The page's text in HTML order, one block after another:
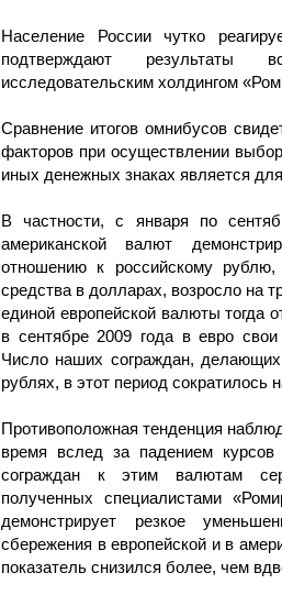
Население России чутко
подтверждают результаты
исследовательским холдингом
Сравнение итогов омнибусов
факторов при осуществлении
иных денежных знаках является
В частности, с января по
американской валют
отношению к российскому
средства в долларах, возросло на
единой европейской валюты тогда
в сентябре 2009 года в евро
Число наших сограждан,
рублях, в этот период сократилось
Противоположная тенденция
время вслед за падением
сограждан к этим валютам
полученных специалистами
демонстрирует резкое
сбережения в европейской и в
показатель снизился более, чем